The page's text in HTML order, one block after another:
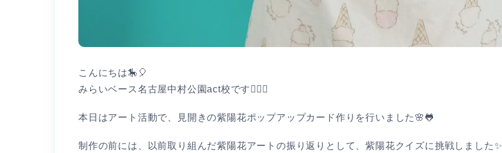
こんにちは🎠🎈
みらいベース名古屋中村公園act校です👩🏻‍⚕️
本日はアート活動で、見開きの紫陽花ポップアップカード作りを行いました🌸🐸
制作の前には、以前取り組んだ紫陽花アートの振り返りとして、紫陽花クイズに挑戦しました✨